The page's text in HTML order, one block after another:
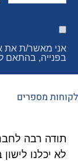
ת את איסוף
בהתאם ל־
לחברת אבי
לישון בלילה